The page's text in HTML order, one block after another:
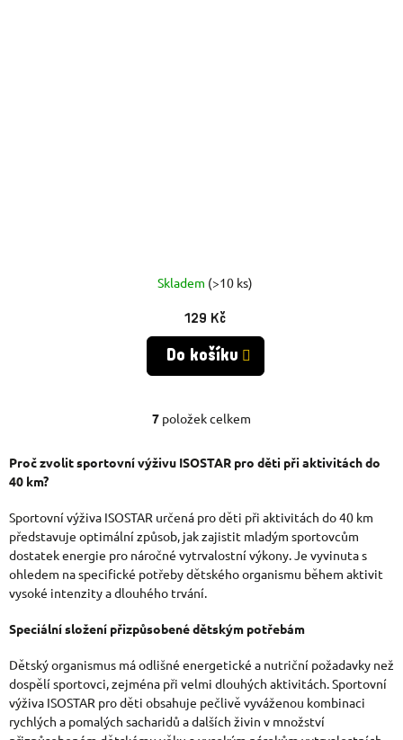
Skladem (>10 ks)
129 Kč
Do košíku
O
V
Á
D
A
Í
P
R
V
7 položek celkem
Proč zvolit sportovní výživu ISOSTAR pro děti při aktivitách do
40 km?
Sportovní výživa ISOSTAR určená pro děti při aktivitách do 40 km
představuje optimální způsob, jak zajistit mladým sportovcům
dostatek energie pro náročné vytrvalostní výkony. Je vyvinuta s
ohledem na specifické potřeby dětského organismu během aktivit
vysoké intenzity a dlouhého trvání.
Speciální složení přizpůsobené dětským potřebám
Dětský organismus má odlišné energetické a nutriční požadavky než
dospělí sportovci, zejména při velmi dlouhých aktivitách. Sportovní
výživa ISOSTAR pro děti obsahuje pečlivě vyváženou kombinaci
rychlých a pomalých sacharidů a dalších živin v množství